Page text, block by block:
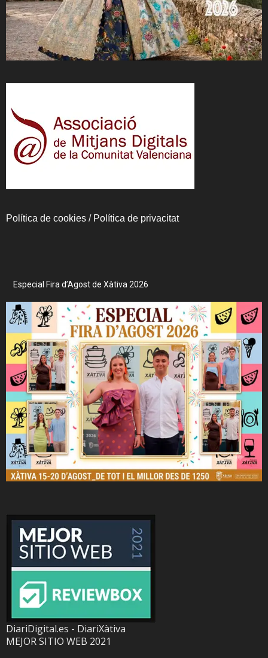
Política de cookies / Política de privacitat
Especial Fira d’Agost de Xàtiva 2026
DiariDigital.es - DiariXàtiva
MEJOR SITIO WEB 2021